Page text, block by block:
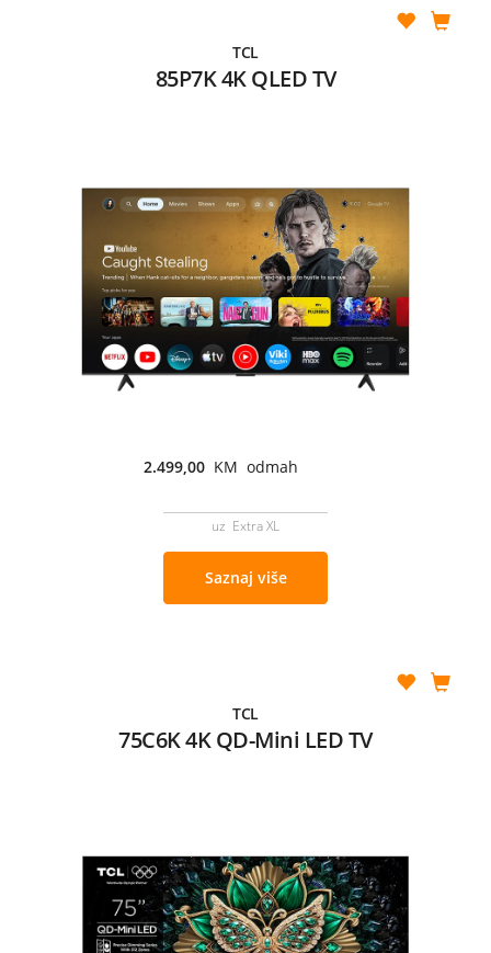
TCL
85P7K 4K QLED TV
2.499,00 KM odmah
uz Extra XL
Saznaj više
TCL
75C6K 4K QD-Mini LED TV